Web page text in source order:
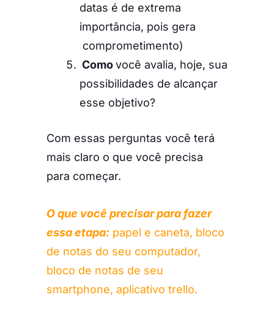
datas é de extrema
importância, pois gera
comprometimento)
Comovocê avalia, hoje, sua
possibilidades de alcançar
esse objetivo?
Com essas perguntas você terá
mais claro o que você precisa
para começar.
O que você precisar para fazer
essa etapa: papel e caneta, bloco
de notas do seu computador,
bloco de notas de seu
smartphone, aplicativo trello.